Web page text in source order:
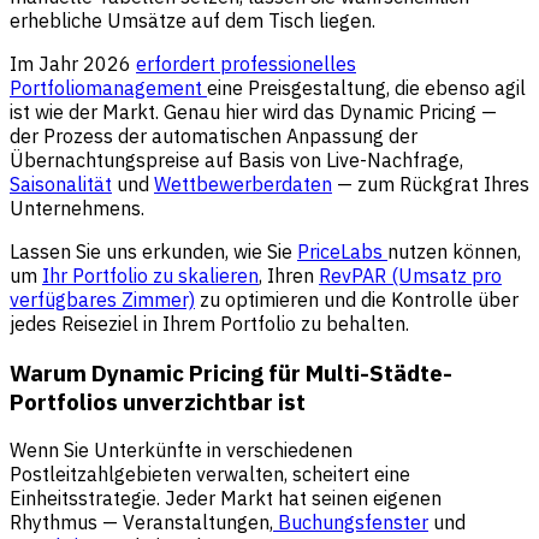
erhebliche Umsätze auf dem Tisch liegen.
Im Jahr 2026 erfordert professionelles
Portfoliomanagement eine Preisgestaltung, die ebenso agil
ist wie der Markt. Genau hier wird das Dynamic Pricing —
der Prozess der automatischen Anpassung der
Übernachtungspreise auf Basis von Live-Nachfrage,
Saisonalität und Wettbewerberdaten — zum Rückgrat Ihres
Unternehmens.
Lassen Sie uns erkunden, wie Sie PriceLabs nutzen können,
um Ihr Portfolio zu skalieren, Ihren RevPAR (Umsatz pro
verfügbares Zimmer) zu optimieren und die Kontrolle über
jedes Reiseziel in Ihrem Portfolio zu behalten.
Warum Dynamic Pricing für Multi-Städte-
Portfolios unverzichtbar ist
Wenn Sie Unterkünfte in verschiedenen
Postleitzahlgebieten verwalten, scheitert eine
Einheitsstrategie. Jeder Markt hat seinen eigenen
Rhythmus — Veranstaltungen, Buchungsfenster und